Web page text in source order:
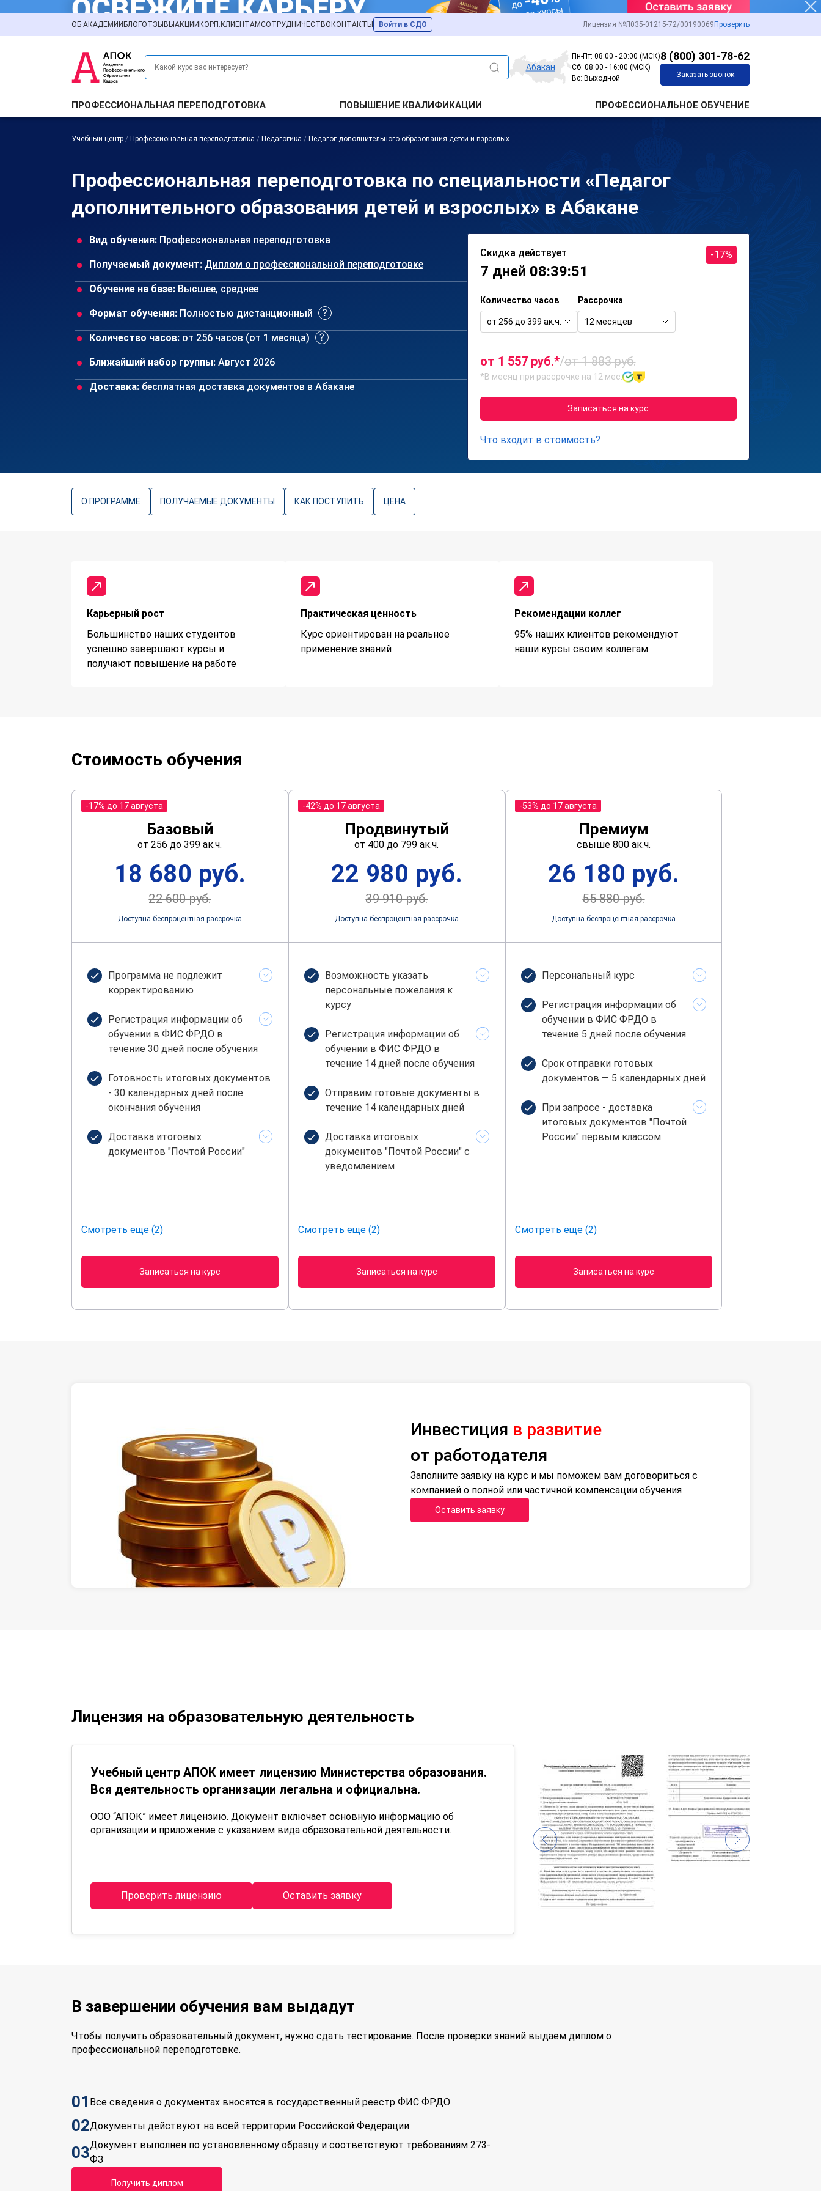
ОБ АКАДЕМИИ БЛОГОТЗЫВЫ АКЦИИ КОРП.КЛИЕНТАМСОТРУДНИЧЕСТВО КОНТАКТЫ Войти в СДО Лицензия №Л035-01215-72/00190069 Проверить
Абакан
Пн-Пт: 08:00 - 20:00 (МСК)
Сб: 08:00 - 16:00 (МСК)
Вс: Выходной
8 (800) 301-78-62
Заказать звонок
ПРОФЕССИОНАЛЬНАЯ ПЕРЕПОДГОТОВКА ПОВЫШЕНИЕ КВАЛИФИКАЦИИ ПРОФЕССИОНАЛЬНОЕ ОБУЧЕНИЕ
Учебный центр / Профессиональная переподготовка / Педагогика / Педагог дополнительного образования детей и взрослых
Профессиональная переподготовка по специальности «Педагог
дополнительного образования детей и взрослых» в Абакане
Вид обучения: Профессиональная переподготовка
Получаемый документ: Диплом о профессиональной переподготовке
Обучение на базе: Высшее, среднее
Формат обучения: Полностью дистанционный
Количество часов: от 256 часов (от 1 месяца)
Ближайший набор группы: Август 2026
Доставка: бесплатная доставка документов в Абакане
Скидка действует
7 дней 08:39:51
-17%
Количество часов
от 256 до 399 ак.ч.
Рассрочка
12 месяцев
от 1 557 руб.*/от 1 883 руб.
*В месяц при рассрочке на 12 мес.
Записаться на курс
Что входит в стоимость?
О ПРОГРАММЕ ПОЛУЧАЕМЫЕ ДОКУМЕНТЫ КАК ПОСТУПИТЬ ЦЕНА
Карьерный рост
Большинство наших студентов
успешно завершают курсы и
получают повышение на работе
Практическая ценность
Курс ориентирован на реальное
применение знаний
Рекомендации коллег
95% наших клиентов рекомендуют
наши курсы своим коллегам
Стоимость обучения
-17% до 17 августа
Базовый
от 256 до 399 ак.ч.
18 680 руб.
22 600 руб.
Доступна беспроцентная рассрочка
Программа не подлежит
корректированию
Регистрация информации об
обучении в ФИС ФРДО в
течение 30 дней после обучения
Готовность итоговых документов
- 30 календарных дней после
окончания обучения
Доставка итоговых
документов "Почтой России"
Смотреть еще (2)
Записаться на курс
-42% до 17 августа
Продвинутый
от 400 до 799 ак.ч.
22 980 руб.
39 910 руб.
Доступна беспроцентная рассрочка
Возможность указать
персональные пожелания к
курсу
Регистрация информации об
обучении в ФИС ФРДО в
течение 14 дней после обучения
Отправим готовые документы в
течение 14 календарных дней
Доставка итоговых
документов "Почтой России" с
уведомлением
Смотреть еще (2)
Записаться на курс
-53% до 17 августа
Премиум
свыше 800 ак.ч.
26 180 руб.
55 880 руб.
Доступна беспроцентная рассрочка
Персональный курс
Регистрация информации об
обучении в ФИС ФРДО в
течение 5 дней после обучения
Срок отправки готовых
документов — 5 календарных дней
При запросе - доставка
итоговых документов "Почтой
России" первым классом
Смотреть еще (2)
Записаться на курс
Инвестиция в развитие
от работодателя
Заполните заявку на курс и мы поможем вам договориться с
компанией о полной или частичной компенсации обучения
Оставить заявку
Лицензия на образовательную деятельность
Учебный центр АПОК имеет лицензию Министерства образования.
Вся деятельность организации легальна и официальна.
ООО “АПОК” имеет лицензию. Документ включает основную информацию об
организации и приложение с указанием вида образовательной деятельности.
Проверить лицензию Оставить заявку
В завершении обучения вам выдадут
Чтобы получить образовательный документ, нужно сдать тестирование. После проверки знаний выдаем диплом о
профессиональной переподготовке.
01 Все сведения о документах вносятся в государственный реестр ФИС ФРДО
02Документы действуют на всей территории Российской Федерации
03Документ выполнен по установленному образцу и соответствуют требованиям 273-
ФЗ
Получить диплом